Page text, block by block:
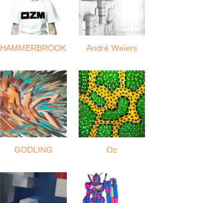
HAMMERBROOKLYN André Weiers
GODLING Oz